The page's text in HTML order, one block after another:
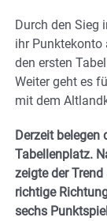
Durch den Sieg
ihr
den ersten
Weiter geht es
mit dem
Derzeit belegen
Tabellenplatz.
zeigte der
richtige
sechs